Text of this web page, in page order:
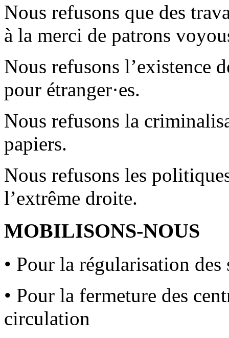
Nous refusons que des
à la merci de patrons
Nous refusons l’existence
pour étranger·es.
Nous refusons la
papiers.
Nous refusons les
l’extrême droite.
MOBILISONS-NOUS
• Pour la régularisation des
• Pour la fermeture des
circulation